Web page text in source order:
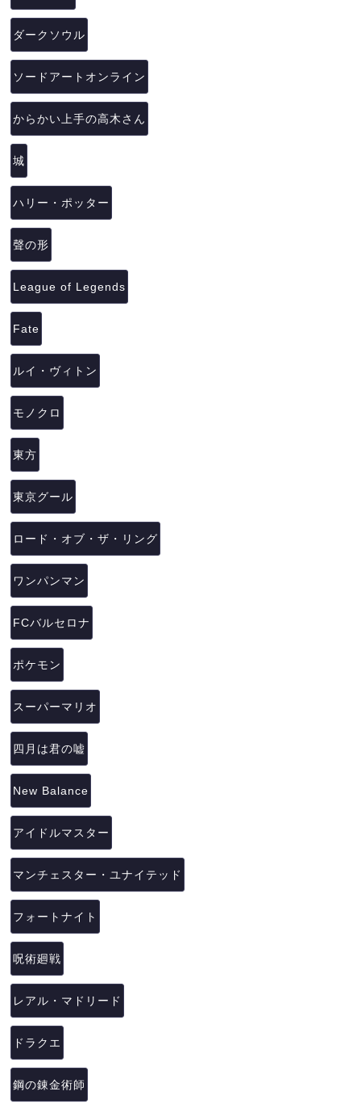
ダークソウル
ソードアートオンライン
からかい上手の高木さん
城
ハリー・ポッター
聲の形
League of Legends
Fate
ルイ・ヴィトン
モノクロ
東方
東京グール
ロード・オブ・ザ・リング
ワンパンマン
FCバルセロナ
ポケモン
スーパーマリオ
四月は君の嘘
New Balance
アイドルマスター
マンチェスター・ユナイテッド
フォートナイト
呪術廻戦
レアル・マドリード
ドラクエ
鋼の錬金術師